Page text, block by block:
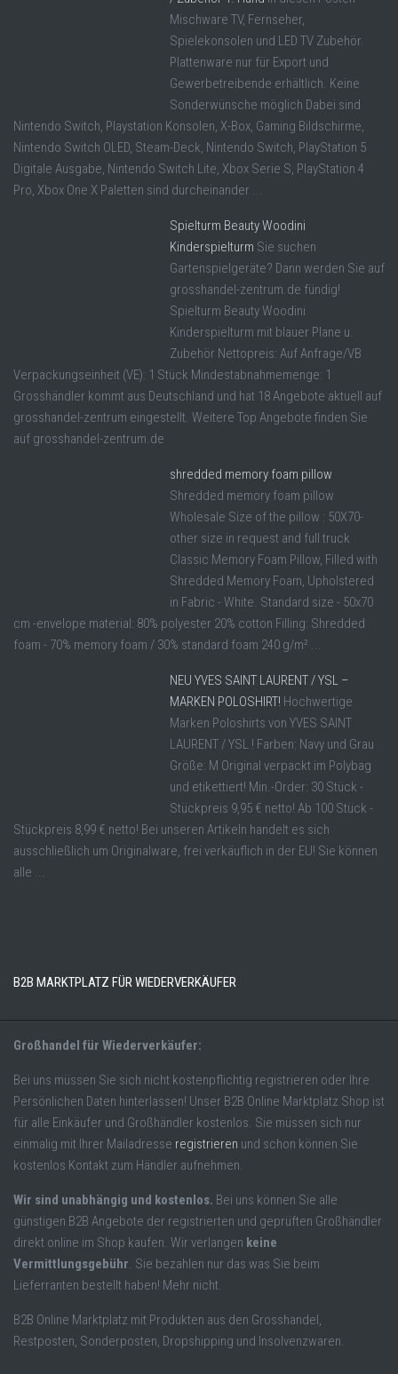
Mischware TV, Fernseher,
Spielekonsolen und LED TV Zubehör.
Plattenware nur für Export und
Gewerbetreibende erhältlich. Keine
Sonderwünsche möglich Dabei sind
Nintendo Switch, Playstation Konsolen, X-Box, Gaming Bildschirme,
Nintendo Switch OLED, Steam-Deck, Nintendo Switch, PlayStation 5
Digitale Ausgabe, Nintendo Switch Lite, Xbox Serie S, PlayStation 4
Pro, Xbox One X Paletten sind durcheinander ...
Spielturm Beauty Woodini
Kinderspielturm Sie suchen
Gartenspielgeräte? Dann werden Sie auf
grosshandel-zentrum.de fündig!
Spielturm Beauty Woodini
Kinderspielturm mit blauer Plane u.
Zubehör Nettopreis: Auf Anfrage/VB
Verpackungseinheit (VE): 1 Stück Mindestabnahmemenge: 1
Grosshändler kommt aus Deutschland und hat 18 Angebote aktuell auf
grosshandel-zentrum eingestellt. Weitere Top Angebote finden Sie
auf grosshandel-zentrum.de
shredded memory foam pillow
Shredded memory foam pillow
Wholesale Size of the pillow : 50X70-
other size in request and full truck
Classic Memory Foam Pillow, Filled with
Shredded Memory Foam, Upholstered
in Fabric - White. Standard size - 50x70
cm -envelope material: 80% polyester 20% cotton Filling: Shredded
foam - 70% memory foam / 30% standard foam 240 g/m² ...
NEU YVES SAINT LAURENT / YSL –
MARKEN POLOSHIRT! Hochwertige
Marken Poloshirts von YVES SAINT
LAURENT / YSL ! Farben: Navy und Grau
Größe: M Original verpackt im Polybag
und etikettiert! Min.-Order: 30 Stück -
Stückpreis 9,95 € netto! Ab 100 Stück -
Stückpreis 8,99 € netto! Bei unseren Artikeln handelt es sich
ausschließlich um Originalware, frei verkäuflich in der EU! Sie können
alle ...
B2B MARKTPLATZ FÜR WIEDERVERKÄUFER
Großhandel für Wiederverkäufer:
Bei uns müssen Sie sich nicht kostenpflichtig registrieren oder Ihre
Persönlichen Daten hinterlassen! Unser B2B Online Marktplatz Shop ist
für alle Einkäufer und Großhändler kostenlos. Sie müssen sich nur
einmalig mit Ihrer Mailadresse registrieren und schon können Sie
kostenlos Kontakt zum Händler aufnehmen.
Wir sind unabhängig und kostenlos. Bei uns können Sie alle
günstigen B2B Angebote der registrierten und geprüften Großhändler
direkt online im Shop kaufen. Wir verlangen keine
Vermittlungsgebühr. Sie bezahlen nur das was Sie beim
Lieferranten bestellt haben! Mehr nicht.
B2B Online Marktplatz mit Produkten aus den Grosshandel,
Restposten, Sonderposten, Dropshipping und Insolvenzwaren.